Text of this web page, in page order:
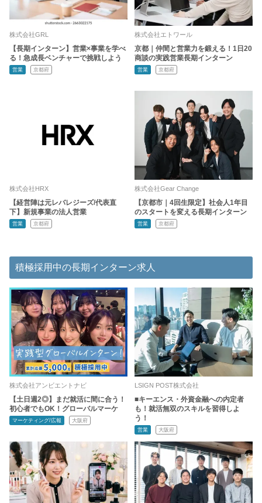
株式会社GRL
【長期インターン】営業×事業を学べ
る！急成長ベンチャーで挑戦しよう
営業 京都府
株式会社エトワール
京都｜仲間と営業力を鍛える！1日20
商談の実践営業長期インターン
営業 京都府
株式会社HRX
【経営陣は元レバレジーズ/代表直
下】新規事業の法人営業
営業 京都府
株式会社Gear Change
【京都市｜4回生限定】社会人1年目
のスタートを変える長期インターン
営業 京都府
積極採用中の長期インターン求人
株式会社アンビエントナビ
【土日週2◎】まだ就活に間に合う！
初心者でもOK！グローバルマーケ
マーケティング/広報 大阪府
LSIGN POST株式会社
■キーエンス・外資金融への内定者
も！就活無双のスキルを習得しよ
う！
営業 大阪府